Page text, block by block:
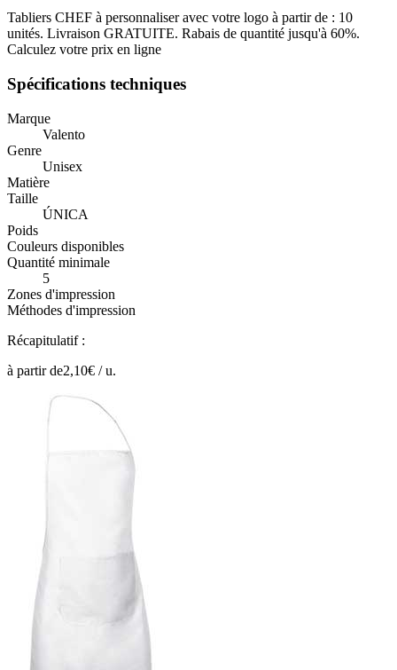
Tabliers CHEF à personnaliser avec votre logo à partir de : 10
unités. Livraison GRATUITE. Rabais de quantité jusqu'à 60%.
Calculez votre prix en ligne
Spécifications techniques
Marque
Valento
Genre
Unisex
Matière
Taille
ÚNICA
Poids
Couleurs disponibles
Quantité minimale
5
Zones d'impression
Méthodes d'impression
Récapitulatif :
à partir de2,10€ /u.